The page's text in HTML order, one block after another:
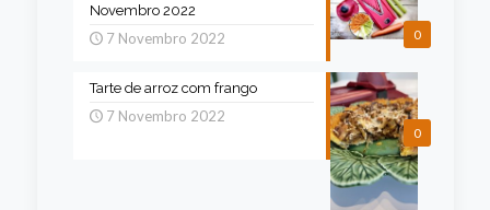
0
Novembro 2022
7 Novembro 2022
0
Tarte de arroz com frango
7 Novembro 2022